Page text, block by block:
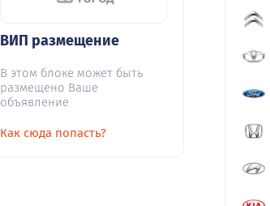
ВИП размещение
В этом блоке может быть
размещено Ваше
объявление
Как сюда попасть?